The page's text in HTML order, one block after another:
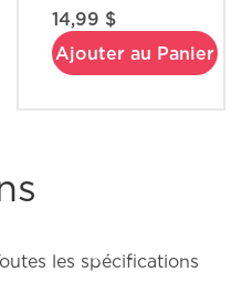
14,99 $
Ajouter au Panier
les spécifications